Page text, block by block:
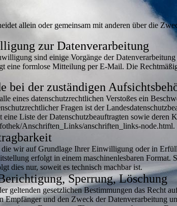
allein oder gemeinsam mit anderen über die
zur Datenverarbeitung
sind einige Vorgänge der
eine formlose Mitteilung per E-Mail. Die
bei der zuständigen
eines datenschutzrechtlichen Verstoßes ein
Fragen ist der
Liste der Datenschutzbeauftragten sowie deren
Anschriften_Links/anschriften_links-node.html.
wir auf Grundlage Ihrer Einwilligung oder in
erfolgt in einem maschinenlesbaren
dies nur, soweit es technisch machbar ist.
Sperrung, Löschung
geltenden gesetzlichen Bestimmungen das Recht
Empfänger und den Zweck der Datenverarbeitung